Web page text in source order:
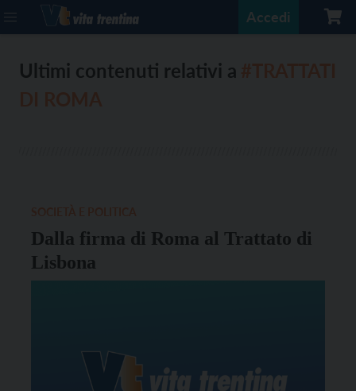
Accedi
Ultimi contenuti relativi a
Dalla firma di Roma al Trattato di
Lisbona